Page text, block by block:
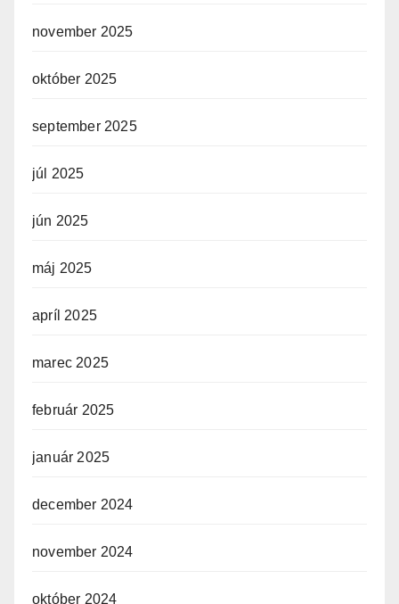
november 2025
október 2025
september 2025
júl 2025
jún 2025
máj 2025
apríl 2025
marec 2025
február 2025
január 2025
december 2024
november 2024
október 2024